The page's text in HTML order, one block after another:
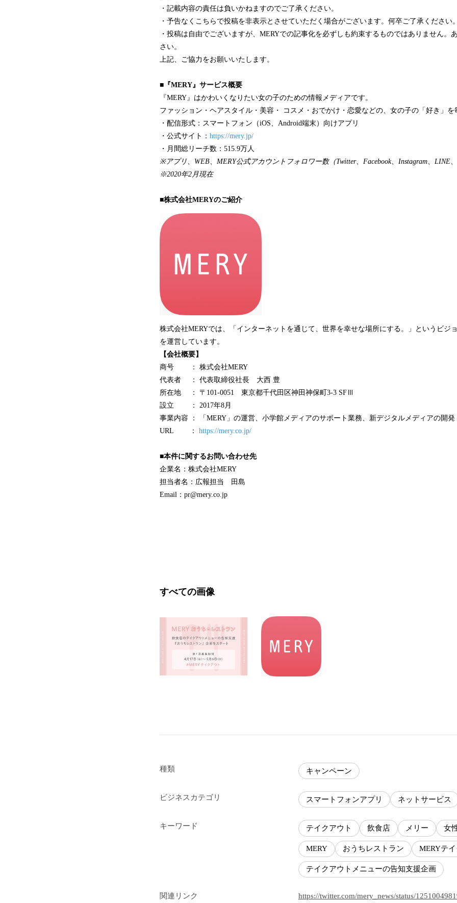
・記載内容の責任は負いかねますのでご了承ください。
・予告なくこちらで投稿を非表示とさせていただく場合がございます。何卒ご了承ください。
・投稿は自由でございますが、MERYでの記事化を必ずしも約束するものではありません。
さい。
上記、ご協力をお願いいたします。
■『MERY』サービス概要
『MERY』はかわいくなりたい女の子のための情報メディアです。
ファッション・ヘアスタイル・美容・ コスメ・おでかけ・恋愛などの、女の子の「好き」を
・配信形式：スマートフォン（iOS、Android端末）向けアプリ
・公式サイト： https://mery.jp/
・月間総リーチ数：515.9万人
※アプリ、WEB、MERY公式アカウントフォロワー数（Twitter、Facebook、Instagram、LINE
※2020年2月現在
■株式会社MERYのご紹介
株式会社MERYでは、「インターネットを通じて、世界を幸せな場所にする。」というビジ
を運営しています。
【会社概要】
商号 ： 株式会社MERY
代表者 ： 代表取締役社長 大西 豊
所在地 ： 〒101-0051 東京都千代田区神田神保町3-3 SFⅢ
設立 ： 2017年8月
事業内容 ： 「MERY」の運営、小学館メディアのサポート業務、新デジタルメディアの開発
URL ： https://mery.co.jp/
■本件に関するお問い合わせ先
企業名：株式会社MERY
担当者名：広報担当 田島
Email：pr@mery.co.jp
すべての画像
種類 キャンペーン
ビジネスカテゴリ スマートフォンアプリ ネットサービス
キーワード テイクアウト 飲食店 メリー 女
MERY おうちレストラン MERYテ
テイクアウトメニューの告知支援企画
関連リンク https://twitter.com/mery_news/status/